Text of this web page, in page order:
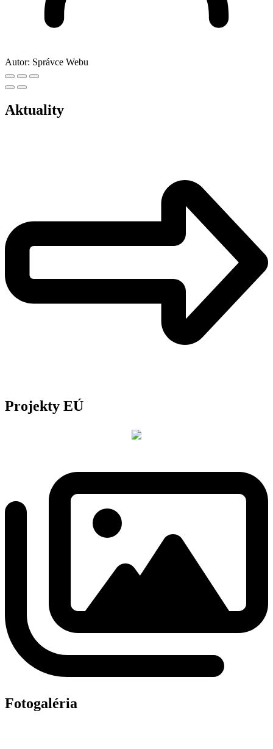
Autor: Správce Webu
Aktuality
Projekty EÚ
Fotogaléria